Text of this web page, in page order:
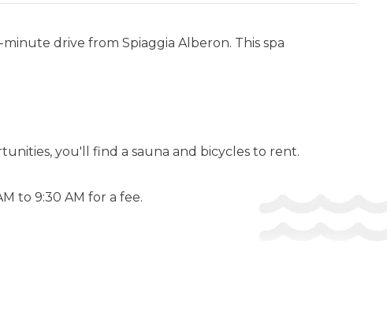
drive from Spiaggia Alberon. This spa
you'll find a sauna and bicycles to rent.
to 9:30 AM for a fee.